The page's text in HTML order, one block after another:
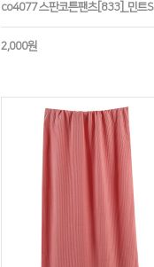
co4077 스판코튼팬츠[833]_민트S
2,000원